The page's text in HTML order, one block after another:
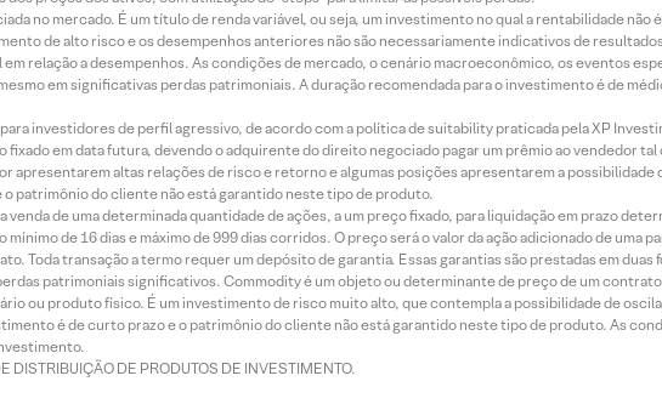
no mercado. É um título de renda variável, ou seja, um investimento no qual a rentabilidade não
de alto risco e os desempenhos anteriores não são necessariamente indicativos de
relação a desempenhos. As condições de mercado, o cenário macroeconômico, os eventos
em significativas perdas patrimoniais. A duração recomendada para o investimento é de
investidores de perfil agressivo, de acordo com a política de suitability praticada pela XP
em data futura, devendo o adquirente do direito negociado pagar um prêmio ao vendedor
apresentarem altas relações de risco e retorno e algumas posições apresentarem a
patrimônio do cliente não está garantido neste tipo de produto.
de uma determinada quantidade de ações, a um preço fixado, para liquidação em prazo
de 16 dias e máximo de 999 dias corridos. O preço será o valor da ação adicionado de uma
Toda transação a termo requer um depósito de garantia. Essas garantias são prestadas em duas
patrimoniais significativos. Commodity é um objeto ou determinante de preço de um
ou produto físico. É um investimento de risco muito alto, que contempla a possibilidade de
é de curto prazo e o patrimônio do cliente não está garantido neste tipo de produto. As
DISTRIBUIÇÃO DE PRODUTOS DE INVESTIMENTO.